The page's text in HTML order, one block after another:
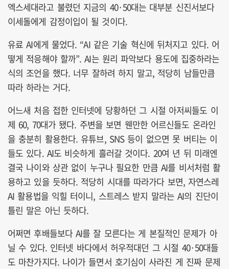
엑스세대라고 불렸던 지금의 40·50대는 대부분 신진서보다
이세돌에게 감정이입이 될 것이다.
유료 AI에게 물었다. “AI 같은 기술 혁신에 뒤처지고 있다. 어
떻게 적응해야 할까”. AI는 원리 파악보다 용도에 집중하라는
식의 조언을 했다. 너무 잘하려 하지 말고, 적당히 남들만큼
따라 하라는 거다.
어느새 처음 접한 인터넷에 당황하던 그 시절 아저씨들도 이
제 60, 70대가 됐다. 주변을 보면 웬만한 어르신들도 온라인
을 충분히 활용한다. 유튜브, SNS 등이 없으면 못 버티는 이
들도 있다. AI도 비슷하게 흘러갈 것이다. 20여 년 뒤 미래엔
결국 나이와 상관 없이 누구나 필요한 만큼 AI를 비서처럼 활
용하고 있을 듯하다. 적당히 시대를 따라가다 보면, 자연스레
AI 활용법을 익힐 터이니, 스트레스 받지 말라는 AI의 진단이
틀린 말은 아닌 듯하다.
어쩌면 후배들보다 AI를 잘 모른다는 게 본질적인 문제가 아
닐 수 있다. 인터넷 바다에서 허우적대던 그 시절 40·50대들
도 마찬가지다. 나이가 들면서 호기심이 사라진 게 진짜 문제